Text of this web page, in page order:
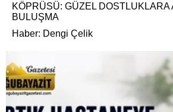
KÖPRÜSÜ: GÜZEL DOSTLUKLARA
BULUŞMA
Haber: Dengi Çelik